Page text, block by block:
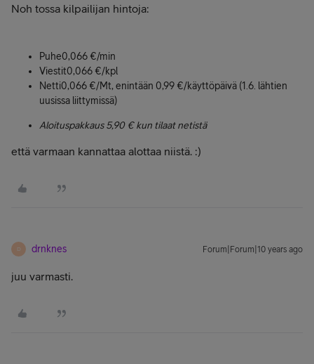
Noh tossa kilpailijan hintoja:
Puhe0,066 €/min
Viestit0,066 €/kpl
Netti0,066 €/Mt, enintään 0,99 €/käyttöpäivä (1.6. lähtien
uusissa liittymissä)
Aloituspakkaus 5,90 € kun tilaat netistä
että varmaan kannattaa alottaa niistä. :)
D drnknes Forum|Forum|10 years ago
juu varmasti.